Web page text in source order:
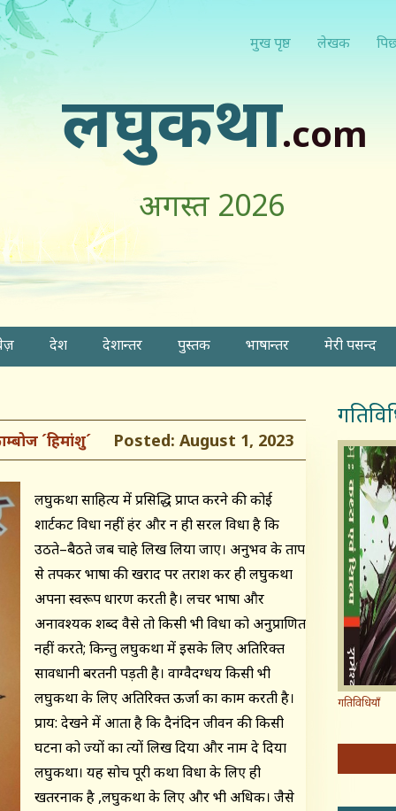
मुख पृष्ठ लेखक
लघुकथा.com
अगस्त 2026
देश देशान्तर पुस्तक भाषान्तर मेरी पसन्द
´हिमांशु´ Posted: August 1, 2023
लघुकथा साहित्य में प्रसिद्धि प्राप्त करने की कोई
शार्टकट विधा नहीं हंर और न ही सरल विधा है कि
उठते–बैठते जब चाहे लिख लिया जाए। अनुभव के ताप
से तपकर भाषा की खराद पर तराश कर ही लघुकथा
अपना स्वरूप धारण करती है। लचर भाषा और
अनावश्यक शब्द वैसे तो किसी भी विधा को अनुप्राणित
नहीं करते; किन्तु लघुकथा में इसके लिए अतिरिक्त
सावधानी बरतनी पड़ती है। वाग्वैदग्धय किसी भी
लघुकथा के लिए अतिरिक्त ऊर्जा का काम करती है।
प्राय: देखने में आता है कि दैनंदिन जीवन की किसी
घटना को ज्यों का त्यों लिख दिया और नाम दे दिया
लघुकथा। यह सोच पूरी कथा विधा के लिए ही
खतरनाक है ,लघुकथा के लिए और भी अधिक। जैसे
गतिविधियाँ